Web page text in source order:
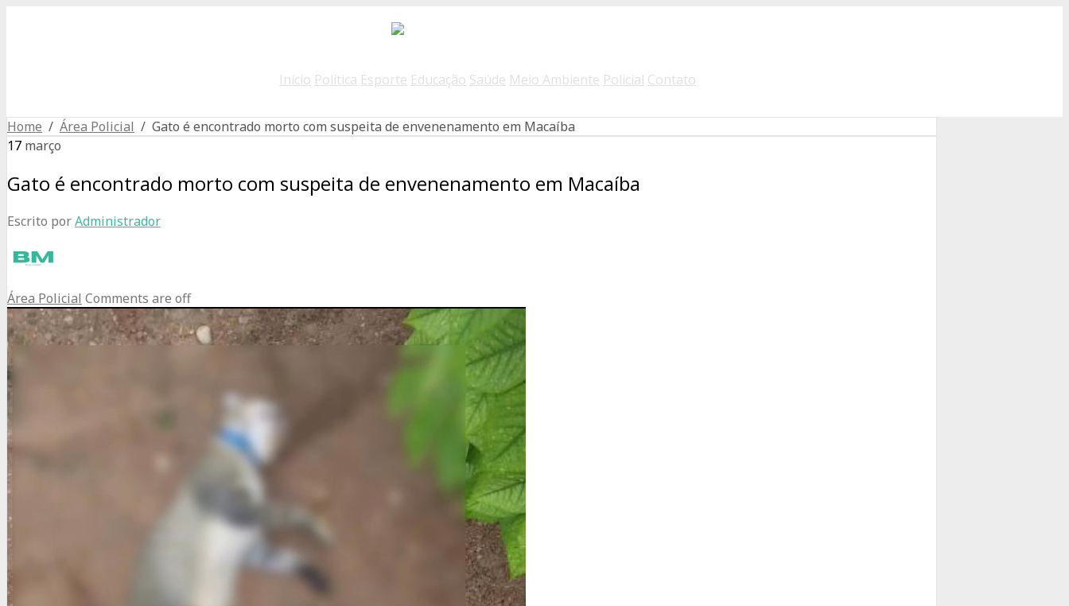
Início Política Esporte Educação Saúde Meio Ambiente Policial Contato
Home / Área Policial / Gato é encontrado morto com suspeita de envenenamento em Macaíba
17 março
Gato é encontrado morto com suspeita de envenenamento em Macaíba
Escrito porAdministrador
Área Policial Comments are off